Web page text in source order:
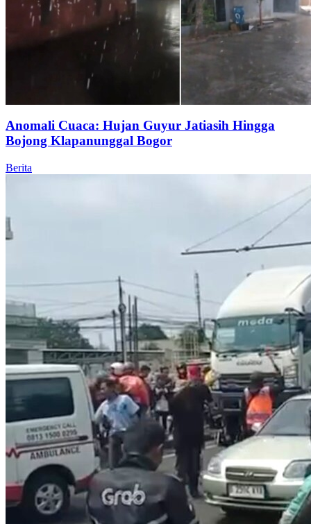
Anomali Cuaca: Hujan Guyur Jatiasih Hingga
Bojong Klapanunggal Bogor
Berita